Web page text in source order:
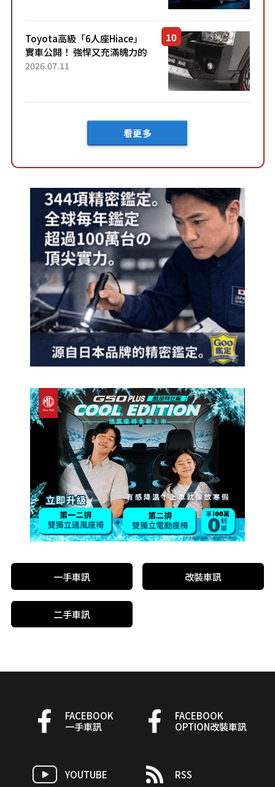
車？...
Toyota高級「6人座Hiace」
實車公開！ 強悍又充滿魄力的
「全黑設計」搭配特別「豪華
2026.07.11
看更多
一手車訊 改裝車訊
二手車訊
FACEBOOK
一手車訊
FACEBOOK
OPTION改裝車訊
YOUTUBE RSS